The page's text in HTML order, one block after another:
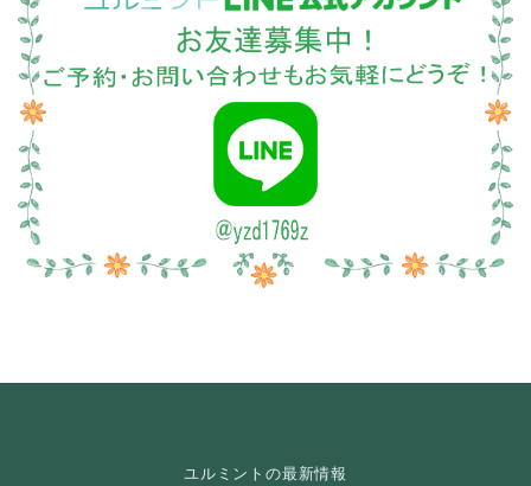
ユルミントの最新情報